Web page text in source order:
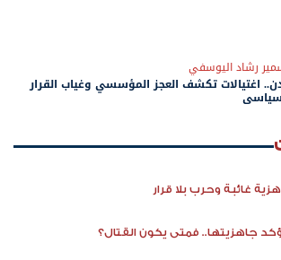
رشاد اليوسفي
اغتيالات تكشف العجز المؤسسي وغياب القرار
غائبة وحرب بلا قرار
جاهزيتها.. فمتى يكون القتال؟